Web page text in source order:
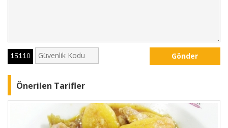
Gönder
Önerilen Tarifler